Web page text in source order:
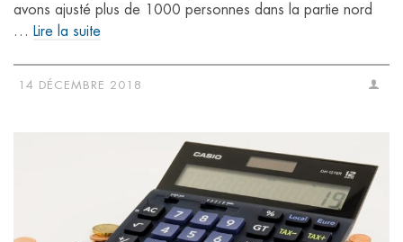
avons ajusté plus de 1000 personnes dans la partie nord
… Lire la suite
14 DÉCEMBRE 2018